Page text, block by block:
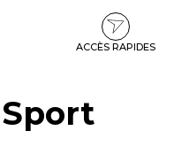
ACCÈS RAPIDES
Sport